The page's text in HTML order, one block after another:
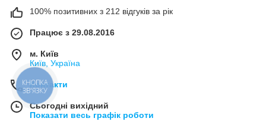
100% позитивних з 212 відгуків за рік
Працює з 29.08.2016
м. Київ
Київ, Україна
Контакти
Сьогодні вихідний
Показати весь графік роботи
КНОПКА
ЗВ'ЯЗКУ